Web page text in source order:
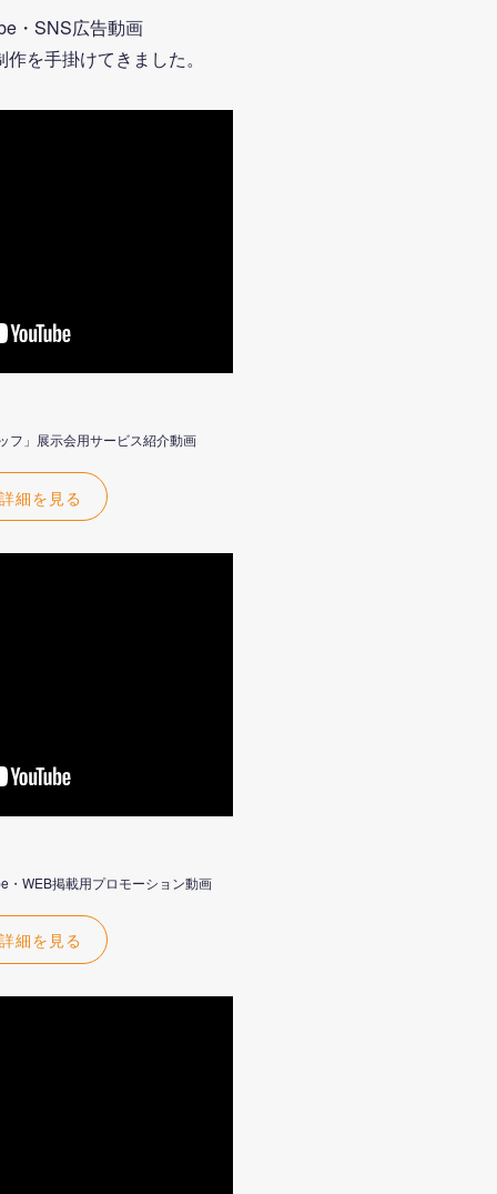
・SNS広告動画
を手掛けてきました。
フ」展示会用サービス紹介動画
細を見る
WEB掲載用プロモーション動画
細を見る